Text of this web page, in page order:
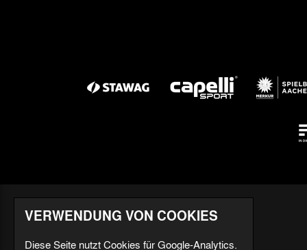
VERWENDUNG VON COOKIES
Diese Seite nutzt Cookies für Google-Analytics.